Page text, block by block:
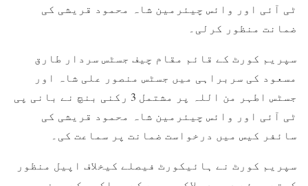
ٹی آئی اور وائس چیئرمین شاہ محمود قریشی کی
ضمانت منظور کرلی۔
سپریم کورٹ کے قائم مقام چیف جسٹس سردار طارق
مسعود کی سربراہی میں جسٹس منصور علی شاہ اور
جسٹس اطہر من اللہ پر مشتمل 3 رکنی بنچ نے بانی پی
ٹی آئی اور وائس چیئرمین شاہ محمود قریشی کی
سائفر کیس میں درخواست ضمانت پر سماعت کی۔
سپریم کورٹ نے ہائیکورٹ فیصلے کیخلاف اپیل منظور